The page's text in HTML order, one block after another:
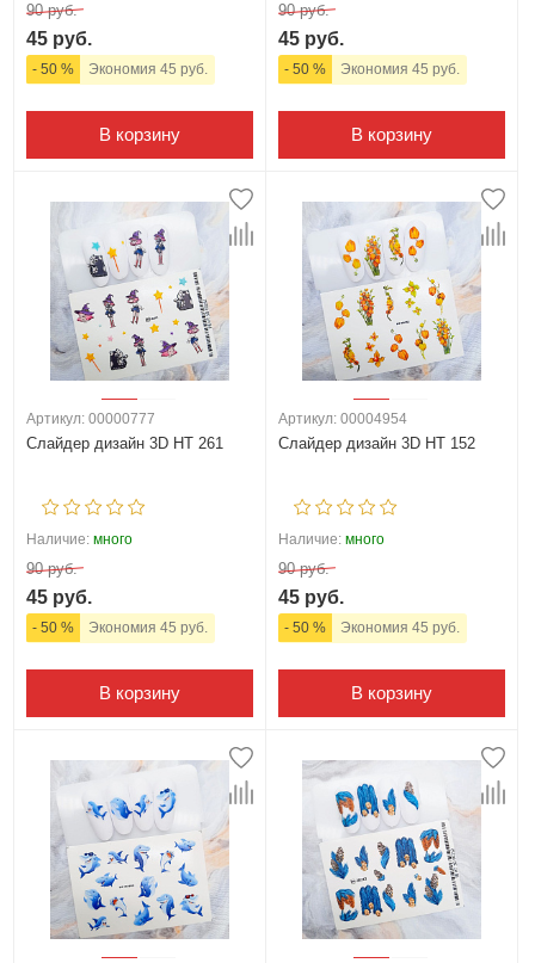
90 руб.
45 руб.
- 50 % Экономия 45 руб.
В корзину
90 руб.
45 руб.
- 50 % Экономия 45 руб.
В корзину
Артикул: 00000777
Слайдер дизайн 3D HT 261
Наличие: много
90 руб.
45 руб.
- 50 % Экономия 45 руб.
В корзину
Артикул: 00004954
Слайдер дизайн 3D HT 152
Наличие: много
90 руб.
45 руб.
- 50 % Экономия 45 руб.
В корзину